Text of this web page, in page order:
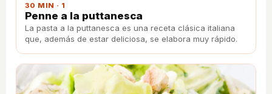
30 MIN · 1
Penne a la puttanesca
La pasta a la puttanesca es una receta clásica italiana
que, además de estar deliciosa, se elabora muy rápido.